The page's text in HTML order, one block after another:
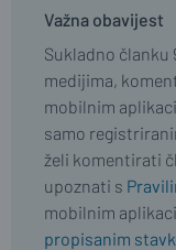
Važna obavijest
Sukladno članku
medijima,
mobilnim
samo
želi komentirati
upoznati s
mobilnim
propisanim